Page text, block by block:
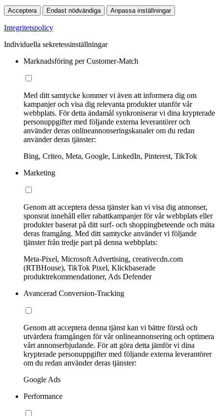
Acceptera Endast nödvändiga Anpassa inställningar
Integritetspolicy
Individuella sekretessinställningar
Marknadsföring per Customer-Match
Med ditt samtycke kommer vi även att informera dig om
kampanjer och visa dig relevanta produkter utanför vår
webbplats. För detta ändamål synkroniserar vi dina krypterade
personuppgifter med följande externa leverantörer och
använder deras onlineannonseringskanaler om du redan
använder deras tjänster:
Bing, Criteo, Meta, Google, LinkedIn, Pinterest, TikTok
Marketing
Genom att acceptera dessa tjänster kan vi visa dig annonser,
sponsrat innehåll eller rabattkampanjer för vår webbplats eller
produkter baserat på ditt surf- och shoppingbeteende och mäta
deras framgång. Med ditt samtycke använder vi följande
tjänster från tredje part på denna webbplats:
Meta-Pixel, Microsoft Advertising, creativecdn.com
(RTBHouse), TikTok Pixel, Klickbaserade
produktrekommendationer, Ads Defender
Avancerad Conversion-Tracking
Genom att acceptera denna tjänst kan vi bättre förstå och
utvärdera framgången för vår onlineannonsering och optimera
vårt annonserbjudande. För att göra detta jämför vi dina
krypterade personuppgifter med följande externa leverantörer
om du redan använder deras tjänster:
Google Ads
Performance